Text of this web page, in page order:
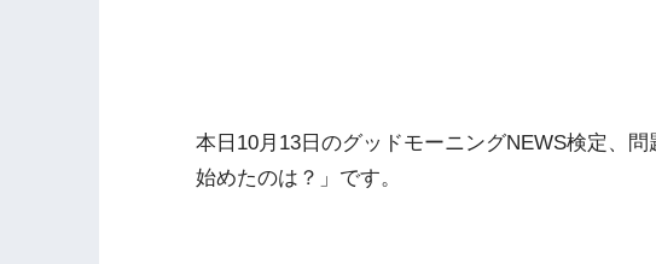
本日10月13日のグッドモーニングNEWS検定、
始めたのは？」です。